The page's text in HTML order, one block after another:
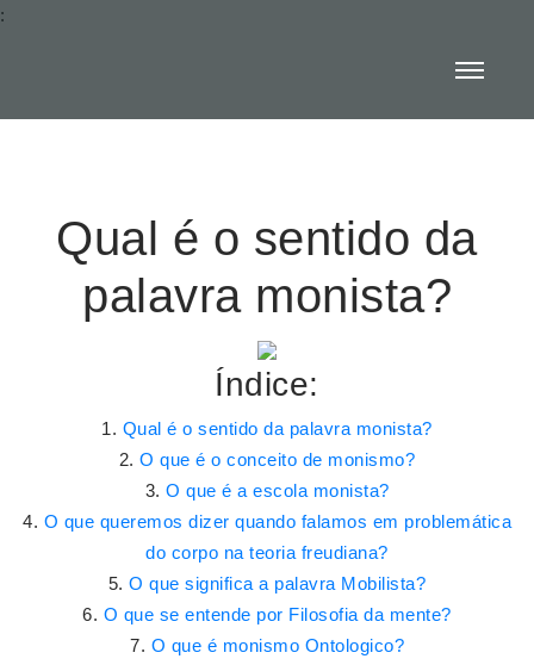
:
Qual é o sentido da
palavra monista?
Índice:
Qual é o sentido da palavra monista?
O que é o conceito de monismo?
O que é a escola monista?
O que queremos dizer quando falamos em problemática
do corpo na teoria freudiana?
O que significa a palavra Mobilista?
O que se entende por Filosofia da mente?
O que é monismo Ontologico?